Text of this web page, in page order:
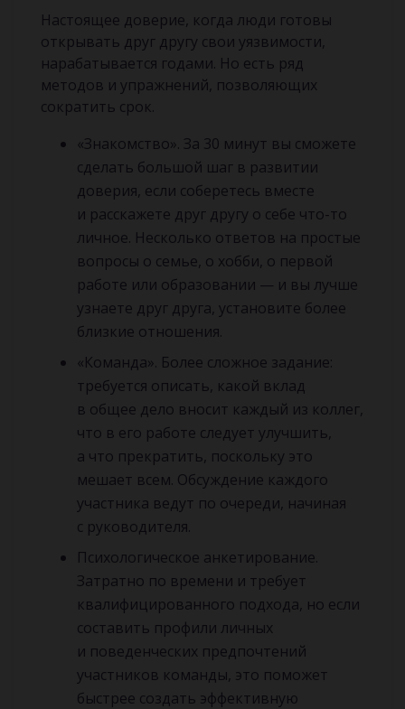
Настоящее доверие, когда люди готовы
открывать друг другу свои уязвимости,
нарабатывается годами. Но есть ряд
методов и упражнений, позволяющих
сократить срок.
«Знакомство». За 30 минут вы сможете
сделать большой шаг в развитии
доверия, если соберетесь вместе
и расскажете друг другу о себе что-то
личное. Несколько ответов на простые
вопросы о семье, о хобби, о первой
работе или образовании — и вы лучше
узнаете друг друга, установите более
близкие отношения.
«Команда». Более сложное задание:
требуется описать, какой вклад
в общее дело вносит каждый из коллег,
что в его работе следует улучшить,
а что прекратить, поскольку это
мешает всем. Обсуждение каждого
участника ведут по очереди, начиная
с руководителя.
Психологическое анкетирование.
Затратно по времени и требует
квалифицированного подхода, но если
составить профили личных
и поведенческих предпочтений
участников команды, это поможет
быстрее создать эффективную